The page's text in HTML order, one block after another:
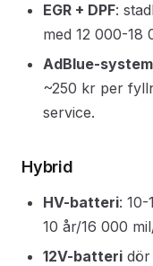
EGR + DPF:
med 12 000-18
AdBlue-system
~250 kr per
service.
Hybrid
HV-batteri:
10 år/16 000
12V-batteri dör